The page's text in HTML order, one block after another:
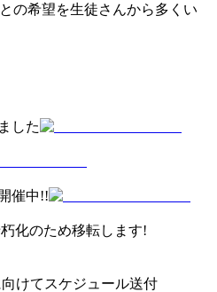
の希望を生徒さんから多くい
した
催中!!
化のため移転します!
けてスケジュール送付